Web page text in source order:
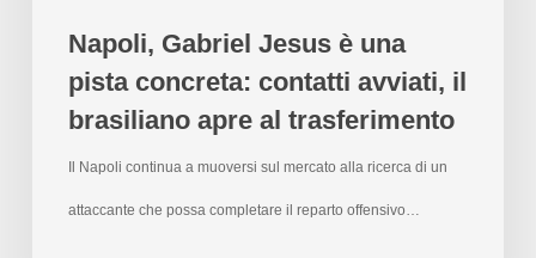
Napoli, Gabriel Jesus è una
pista concreta: contatti avviati, il
brasiliano apre al trasferimento
Il Napoli continua a muoversi sul mercato alla ricerca di un
attaccante che possa completare il reparto offensivo…